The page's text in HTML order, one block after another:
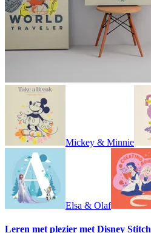
Mickey & Minnie
Elsa & Olaf
Leren met plezier met Disney Stitch